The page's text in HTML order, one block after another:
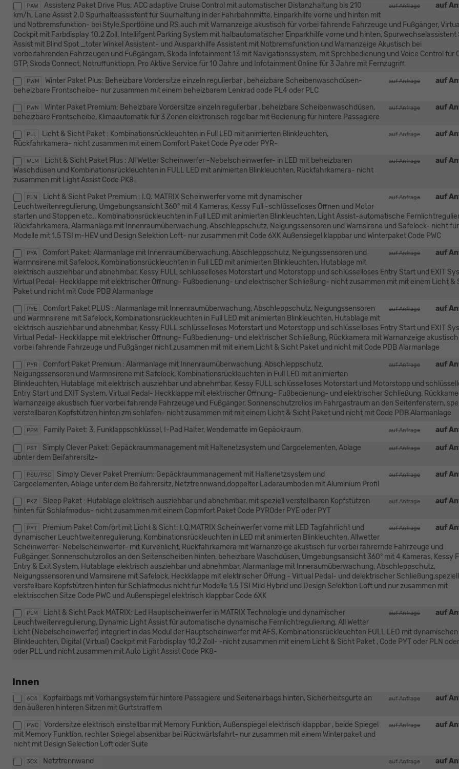
PAW auf
auf Anfrage
Assistenz Paket Drive Plus: ACC adaptive Cruise Control mit automatischer Distanzhaltung bis 210
km/h, Lane Assist 2.0 Spurhalteassistent für Süurhaltung in der Fahrbahnmitte, Einparkhilfe vorne und hinten mit
und Notbremsfunktion- bei Style,Sportlöine und RS auch mit Warnanzeige akustisch für vorbei fahrende Fahrzeuge und Fußgänger, Virtual
Cockpit mit Farbdisplay 10.2 Zoll, Intellifgent Parking System mit halbautomatischer Einparkhilfe vorne und hinten, Spurwechselassistent
Assist mit Blind Spot _toter Winkel Assistent- und Ausparkhilfe Assistent mit Notbremsfunktion und Warnanzeige Akustisch bei
vorbeifahrenden Fahrzeugen und Fußgängern, Skoda Infotainment 13 mit Navigationssystem, mit Sprchbedienung und Voice Control für
GTP, Skoda Connect, Notruffunktiopn, Pro Aktive Service für 10 Jahre und Infotainment Online für 3 Jahre mit Fernzugriff
PWM auf
auf Anfrage
Winter Paket Plus: Beheizbare Vordersitze einzeln regulierbar , beheizbare Scheibenwaschdüsen-
beheizbare Frontscheibe- nur zusammen mit einem beheizbarem Lenkrad code PL4 oder PLC
PWN auf
auf Anfrage
Winter Paket Premium: Beheizbare Vordersitze einzeln regulierbar , beheizbare Scheibenwaschdüsen,
beheizbare Frontscheibe, Klimaautomatik für 3 Zonen elektronisch regelbar mit Bedienung für hintere Passagiere
PLL auf
auf Anfrage
Licht & Sicht Paket : Kombinationsrückleuchten in Full LED mit animierten Blinkleuchten,
Rückfahrkamera- nicht zusammen mit einem Comfort Paket Code Pye oder PYR-
WLM auf
auf Anfrage
Licht & Sicht Paket Plus : All Wetter Scheinwerfer -Nebelscheinwerfer- in LED mit beheizbaren
Waschdüsen und Kombinationsrückleuchten in FULL LED mit animierten Blinkleuchten, Rückfahrkamera- nicht
zusammen mit Light Assist Code PK8-
PLN auf
auf Anfrage
Licht & Sicht Paket Premium : I.Q. MATRIX Scheinwerfer vorne mit dynamischer
Leuchtweitenregulierung, Umgebungsansicht 360° mit 4 Kameras, Kessy Full -schlüsselloses Öffnen und Motor
starten und Stoppen etc.. Kombinationsrückleuchten in Full LED mit animierten Blinkleuchten, Light Assist-automatische
Rückfahrkamera, Alarmanlage mit Innenraumüberwachung, Abschleppschutz, Neigungssensoren und Warnsirene und Safelock- nicht für
Modelle mit 1.5 TSI m-HEV und Design Selektion Loft- nur zusammen mit Code 6XK Außensiegel klappbar und Winterpaket Code PWC
PYA auf
auf Anfrage
Comfort Paket: Alarmanlage mit Innenraumüberwachung, Abschleppschutz, Neigungssensoren und
Warmnsirene mit Safelock, Kombinationsrückleuchten in Full LED mit animierten Blinkleuchten, Hutablage mit
elektrisch ausziehbar und abnehmbar, Kessy FULL schlüsselloses Motorstart und Motorstopp und schlüsselloses Entry Start und EXIT
Virtual Pedal- Heckklappe mit elektrischer Öffnung- Fußbedienung- und elektrischer Schließung- nicht zusammen mit mit einem Licht &
Paket und nicht mit Code PDB Alarmanlage
PYE auf
auf Anfrage
Comfort Paket PLUS : Alarmanlage mit Innenraumüberwachung, Abschleppschutz, Neigungssensoren
und Warmnsirene mit Safelock, Kombinationsrückleuchten in Full LED mit animierten Blinkleuchten, Hutablage mit
elektrisch ausziehbar und abnehmbar, Kessy FULL schlüsselloses Motorstart und Motorstopp und schlüsselloses Entry Start und EXIT
Virtual Pedal- Heckklappe mit elektrischer Öffnung- Fußbedienung- und elektrischer Schließung, Rückkamera mit Warnanzeige
vorbei fahrende Fahrzeuge und Fußgänger nicht zusammen mit mit einem Licht & Sicht Paket und nicht mit Code PDB Alarmanlage
PYR auf
auf Anfrage
Comfort Paket Premium : Alarmanlage mit Innenraumüberwachung, Abschleppschutz,
Neigungssensoren und Warmnsirene mit Safelock, Kombinationsrückleuchten in Full LED mit animierten
Blinkleuchten, Hutablage mit elektrisch ausziehbar und abnehmbar, Kessy FULL schlüsselloses Motorstart und Motorstopp und
Entry Start und EXIT System, Virtual Pedal- Heckklappe mit elektrischer Öffnung- Fußbedienung- und elektrischer Schließung,
Warnanzeige akustisch füer vorbei fahrende Fahrzeuge und Fußgänger, Sonnenschutzrollos im Fahrgastraum an den Seitenfenstern,
verstellbaren Kopfstützen hinten zm schlafen- nicht zusammen mit mit einem Licht & Sicht Paket und nicht mit Code PDB Alarmanlage
PFM auf
auf Anfrage
Family Paket: 3. Funklappschklüssel, I-Pad Halter, Wendematte im Gepäckraum
PST auf
auf Anfrage
Simply Clever Paket: Gepäckraummanagement mit Haltenetzsystem und Cargoelementen, Ablage
ubnter dem Beifahrersitz-
PSU/PSC auf
auf Anfrage
Simply Clever Paket Premium: Gepäckraummanagement mit Haltenetzsystem und
Cargoelementen, Ablage unter dem Beifahrersitz, Netztrennwand,doppelter Laderaumboden mit Aluminium Profil
PKZ auf
auf Anfrage
Sleep Paket : Hutablage elektrisch ausziehbar und abnehmbar, mit speziell verstellbaren Kopfstützen
hinten für Schlafmodus- nicht zusammen mit einem Copmfort Paket Code PYROder PYE oder PYT
PYT auf
auf Anfrage
Premium Paket Comfort mit Licht & Sicht: I.Q.MATRIX Scheinwerfer vorne mit LED Tagfahrlicht und
dynamischer Leuchtweitenregulierung, Kombinationsrückleuchten in LED mit animierten Blinkleuchten, Allwetter
Scheinwerfer- Nebelscheinwerfer- mit Kurvenlicht, Rückfahrkamera mit Warnanzeige akustisch für vorbei fahrernde Fahrzeuge und
Fußgänger, Sonnenschutzrollos an den Seitenscheiben hinten, beheizbare Waschdüsen, Umgebungsansicht 360° mit 4 Kameras, Kessy
Entry & Exit System, Hutablage elektrisch ausziehbar und abnehmbar, Alarmanlage mit Inneraumüberwachung, Abschleppschutz,
Neigungssensoren und Warnsirene mit Safelock, Heckklappe mit elektrischer Öffung - Virtual Pedal- und delektrischer Schließung,speziell
verstellbare Kopfstützen hinten für Schlafmodus nicht für Modelle 1.5 TSI Mild Hybrid und Design Selektion Loft und nur zusammen mit
elektriscchen Sitze Code PWC und Außenspiegel elektrisch klappbar Code 6XK
PLM auf
auf Anfrage
Licht & Sicht Pack MATRIX: Led Hauptscheinwerfer in MATRIX Technologie und dynamischer
Leuchtweitenregulierung, Dynamic Light Assist für automatische dynamische Fernlichtregulierung, All Wetter
Licht (Nebelscheinwerfer) integriert in das Modul der Hauptscheinwerfer mit AFS, Kombinationsrückleuchten FULL LED mit dynamischen
Blinkleuchten, Digital (Virtual) Cockpit mit Farbdisplay 10,2 Zoll- -nicht zusammen mit einem Licht & Sicht Paket , Code PYT oder PLN oder
oder PLL und nicht zusammen mit Auto Light Assist Code PK8-
Innen
6C4 auf
auf Anfrage
Kopfairbags mit Vorhangsystem für hintere Passagiere und Seitenairbags hinten, Sicherheitsgurte an
den äußeren hinteren Sitzen mit Gurtstraffern
PWC auf
auf Anfrage
Vordersitze elektrisch einstellbar mit Memory Funktion, Außenspiegel elektrisch klappbar , beide Spiegel
mit Memory Funktion, rechter Spiegel absenkbar bei Rückwärtsfahrt- nur zusammen mit einem Winterpaket und
nicht mit Design Selection Loft oder Suite
3CX auf
auf Anfrage
Netztrennwand